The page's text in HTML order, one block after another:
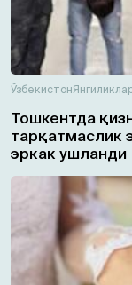
Ўзбекистон
Тошкентда
тарқатмаслик
эркак ушланди